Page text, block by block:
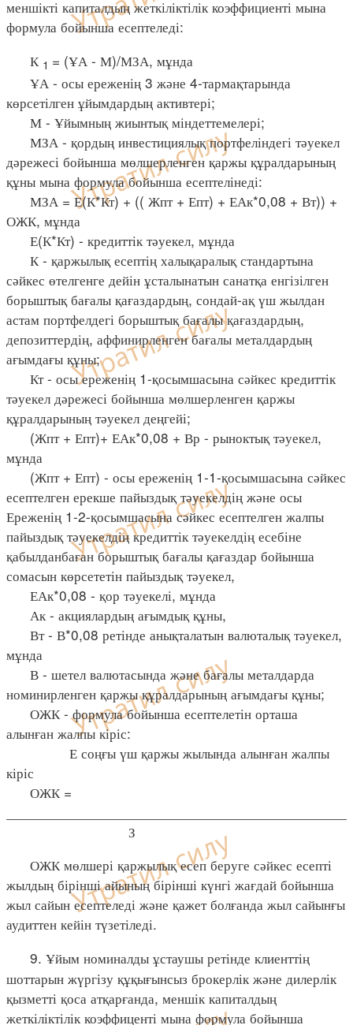
меншікті капиталдың жеткіліктілік коэффициенті мына
формула бойынша есептеледі:
К 1 = (ҰА - М)/МЗА, мұнда
ҰА - осы ереженің 3 және 4-тармақтарында
көрсетілген ұйымдардың активтері;
М - Ұйымның жиынтық міндеттемелері;
МЗА - қордың инвестициялық портфеліндегі тәуекел
дәрежесі бойынша мөлшерленген қаржы құралдарының
құны мына формула бойынша есептелінеді:
МЗА = Е(К*Кт) + (( Жпт + Епт) + ЕАк*0,08 + Вт)) +
ОЖК, мұнда
Е(К*Кт) - кредиттік тәуекел, мұнда
К - қаржылық есептің халықаралық стандартына
сәйкес өтелгенге дейін ұсталынатын санатқа енгізілген
борыштық бағалы қағаздардың, сондай-ақ үш жылдан
астам портфелдегі борыштық бағалы қағаздардың,
депозиттердің, аффинирленген бағалы металдардың
ағымдағы құны;
Кт - осы ереженің 1-қосымшасына сәйкес кредиттік
тәуекел дәрежесі бойынша мөлшерленген қаржы
құралдарының тәуекел деңгейі;
(Жпт + Епт)+ ЕАк*0,08 + Вр - рыноктық тәуекел,
мұнда
(Жпт + Епт) - осы ереженің 1-1-қосымшасына сәйкес
есептелген ерекше пайыздық тәуекелдің және осы
Ереженің 1-2-қосымшасына сәйкес есептелген жалпы
пайыздық тәуекелдің кредиттік тәуекелдің есебіне
қабылданбаған борыштық бағалы қағаздар бойынша
сомасын көрсететін пайыздық тәуекел,
ЕАк*0,08 - қор тәуекелі, мұнда
Ак - акциялардың ағымдық құны,
Вт - В*0,08 ретінде анықталатын валюталық тәуекел,
мұнда
В - шетел валютасында және бағалы металдарда
номинирленген қаржы құралдарының ағымдағы құны;
ОЖК - формула бойынша есептелетін орташа
алынған жалпы кіріс:
Е соңғы үш қаржы жылында алынған жалпы
кіріс
ОЖК =
З
ОЖК мөлшері қаржылық есеп беруге сәйкес есепті
жылдың бірінші айының бірінші күнгі жағдай бойынша
жыл сайын есептеледі және қажет болғанда жыл сайынғы
аудиттен кейін түзетіледі.
9. Ұйым номиналды ұстаушы ретінде клиенттің
шоттарын жүргізу құқығынсыз брокерлік және дилерлік
қызметті қоса атқарғанда, меншік капиталдың
жеткіліктілік коэффиценті мына формула бойынша